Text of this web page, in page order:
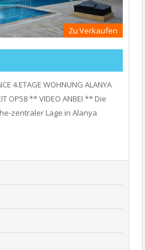
Zu Verkaufen
4.ETAGE WOHNUNG ALANYA
OP58 ** VIDEO ANBEI ** Die
zentraler Lage in Alanya